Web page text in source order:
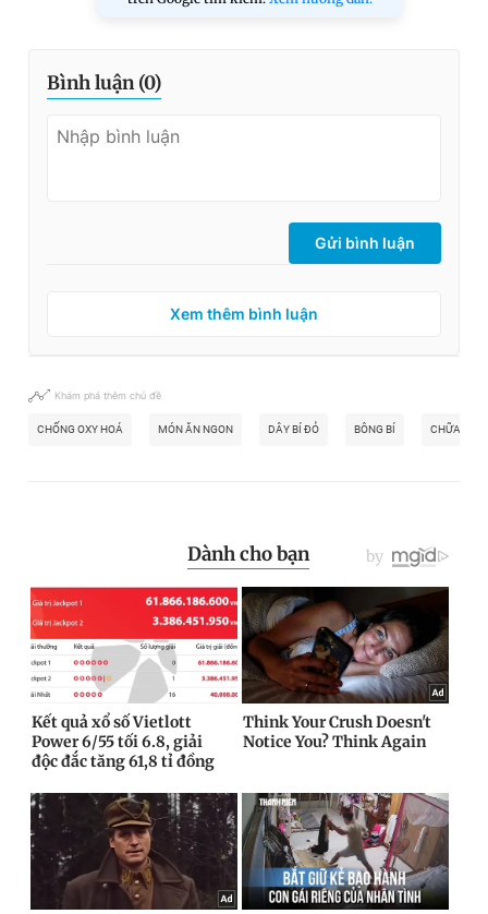
Bình luận (0)
Gửi bình luận
Xem thêm bình luận
Khám phá thêm chủ đề
CHỐNG OXY HOÁ MÓN ĂN NGON DÂY BÍ ĐỎ BÔNG BÍ CHỮA MẤT